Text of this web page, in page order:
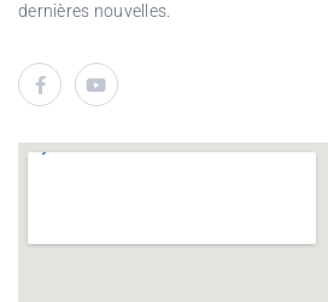
dernières nouvelles.